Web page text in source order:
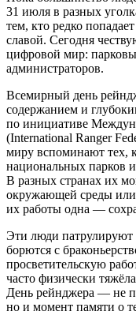
31 июля в разных
тем, кто редко
славой. Сегодня
цифровой мир:
администраторов.
Всемирный день
содержанием и
по инициативе
(International Ranger
миру вспоминают тех,
национальных парков
В разных странах их
окружающей среды
их работы одна —
Эти люди патрулируют
борются с
просветительскую
часто физически
День рейнджера — не
но и момент памяти о